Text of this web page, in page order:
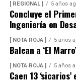
[ REGIONAL ] 5 años
Concluye el
Ingeniería en
[ NOTA ROJA ] 5 años
Balean a ‘El
[ NOTA ROJA ] 5 años
Caen 13